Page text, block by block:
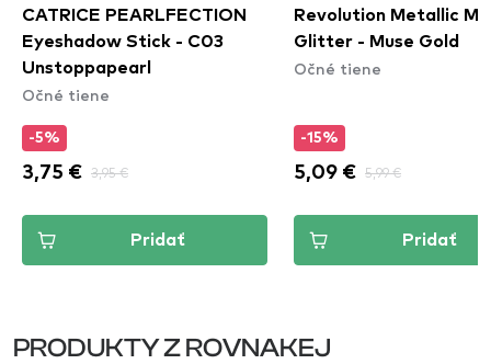
CATRICE PEARLFECTION
Eyeshadow Stick - C03
Unstoppapearl
Očné tiene
-5%
3,75 € 3,95 €
Pridať
Revolution Metallic
Glitter - Muse Gold
Očné tiene
-15%
5,09 € 5,99 €
Pridať
PRODUKTY Z ROVNAKEJ